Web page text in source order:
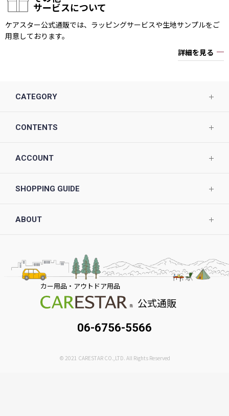
サービスについて
ケアスター公式通販では、ラッピングサービスや生地サンプルをご
用意しております。
詳細を見る
CATEGORY
CONTENTS
ACCOUNT
SHOPPING GUIDE
ABOUT
カー用品・アウトドア用品
公式通販
06-6756-5566
© 2021 CARESTAR CO.,LTD. All Rights Reserved